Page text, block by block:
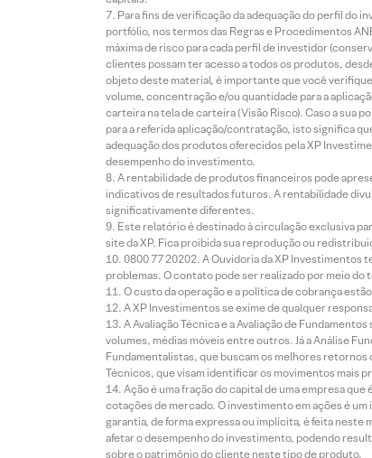
Para fins de verificação da adequação do perfil do
portfólio, nos termos das Regras e Procedimentos
máxima de risco para cada perfil de investidor
clientes possam ter acesso a todos os produtos,
objeto deste material, é importante que você
volume, concentração e/ou quantidade para a
carteira na tela de carteira (Visão Risco). Caso a sua
para a referida aplicação/contratação, isto significa
adequação dos produtos oferecidos pela XP
desempenho do investimento.
A rentabilidade de produtos financeiros pode
indicativos de resultados futuros. A rentabilidade
significativamente diferentes.
Este relatório é destinado à circulação exclusiva
site da XP. Fica proibida sua reprodução ou
0800 77 20202. A Ouvidoria da XP Investimentos
problemas. O contato pode ser realizado por meio do
O custo da operação e a política de cobrança
A XP Investimentos se exime de qualquer
A Avaliação Técnica e a Avaliação de
volumes, médias móveis entre outros. Já a Análise
Fundamentalistas, que buscam os melhores
Técnicos, que visam identificar os movimentos mais
Ação é uma fração do capital de uma empresa
cotações de mercado. O investimento em ações é
garantia, de forma expressa ou implícita, é feita
afetar o desempenho do investimento, podendo
sobre o patrimônio do cliente neste tipo de produto.